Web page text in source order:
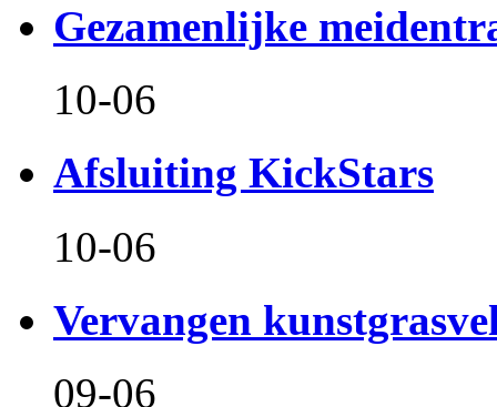
Gezamenlijke
10-06
Afsluiting KickStars
10-06
Vervangen
09-06